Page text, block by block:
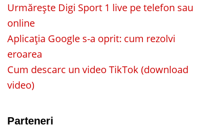
Urmărește Digi Sport 1 live pe telefon sau
online
Aplicația Google s-a oprit: cum rezolvi
eroarea
Cum descarc un video TikTok (download
video)
Parteneri